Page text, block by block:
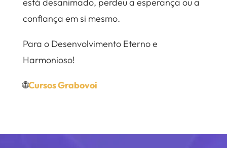
confiança em si mesmo.
Para o Desenvolvimento Eterno e
Harmonioso!
🌐Cursos Grabovoi